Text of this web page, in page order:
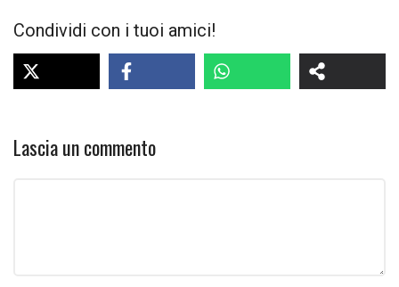
Condividi con i tuoi amici!
Lascia un commento